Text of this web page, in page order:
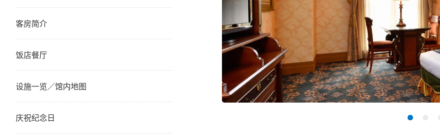
客房简介
饭店餐厅
设施一览／馆内地图
庆祝纪念日